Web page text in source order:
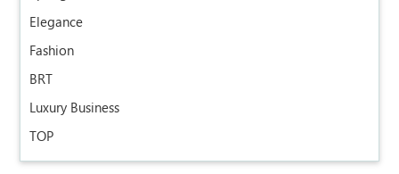
Elegance
Fashion
BRT
Luxury Business
TOP